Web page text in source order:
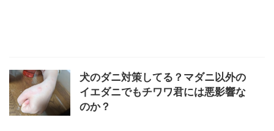
犬のダニ対策してる？マダニ以外の
イエダニでもチワワ君には悪影響な
のか？